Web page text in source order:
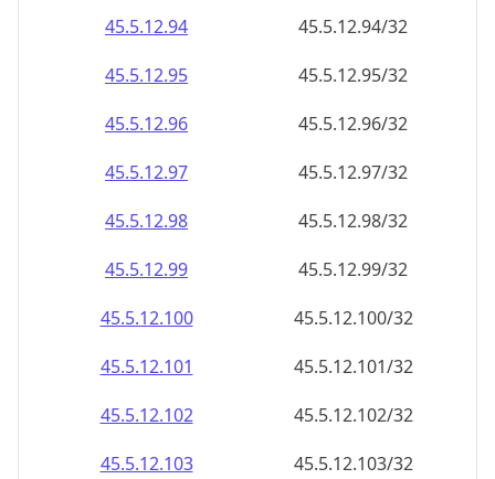
45.5.12.94
45.5.12.94/32
45.5.12.95
45.5.12.95/32
45.5.12.96
45.5.12.96/32
45.5.12.97
45.5.12.97/32
45.5.12.98
45.5.12.98/32
45.5.12.99
45.5.12.99/32
45.5.12.100
45.5.12.100/32
45.5.12.101
45.5.12.101/32
45.5.12.102
45.5.12.102/32
45.5.12.103
45.5.12.103/32